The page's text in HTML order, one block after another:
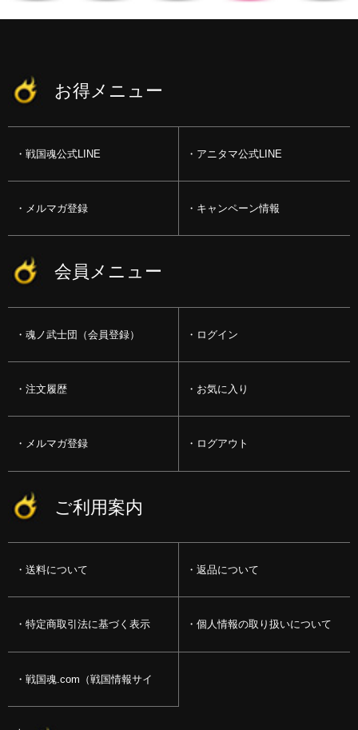
お得メニュー
戦国魂公式LINE アニタマ公式LINE
メルマガ登録 キャンペーン情報
会員メニュー
魂ノ武士団（会員登録） ログイン
注文履歴 お気に入り
メルマガ登録 ログアウト
ご利用案内
送料について 返品について
特定商取引法に基づく表示 個人情報の取り扱いについて
戦国魂.com（戦国情報サイ